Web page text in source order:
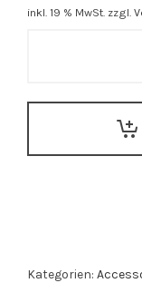
inkl. 19 % MwSt. zzgl.
Kategorien: